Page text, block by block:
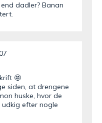
dadler? Banan
🤩
siden, at drengene
huske, hvor de
efter nogle